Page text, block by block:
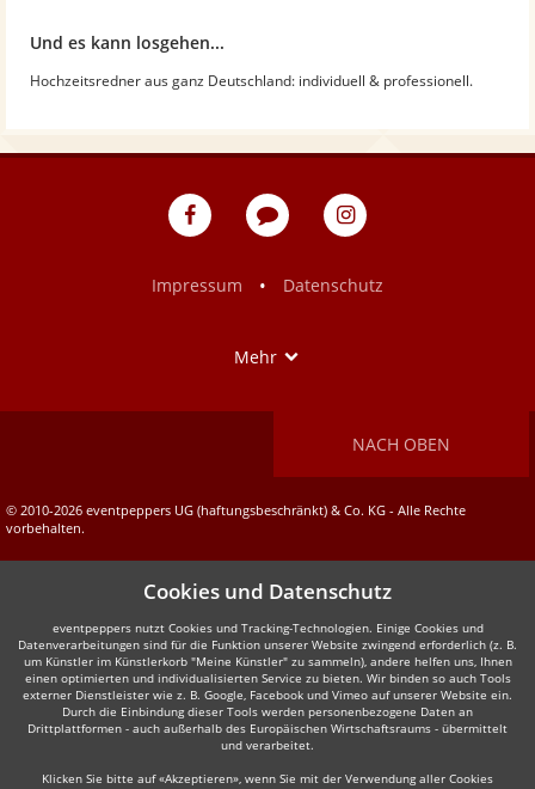
Und es kann losgehen...
Hochzeitsredner aus ganz Deutschland: individuell & professionell.
eventpeppers
Blog
eventpeppers
Impressum
• Datenschutz
Mehr
NACH OBEN
© 2010-2026 eventpeppers UG (haftungsbeschränkt) & Co. KG - Alle Rechte
vorbehalten.
Cookies und Datenschutz
eventpeppers nutzt Cookies und Tracking-Technologien. Einige Cookies und
Datenverarbeitungen sind für die Funktion unserer Website zwingend erforderlich (z. B.
um Künstler im Künstlerkorb "Meine Künstler" zu sammeln), andere helfen uns, Ihnen
einen optimierten und individualisierten Service zu bieten. Wir binden so auch Tools
externer Dienstleister wie z. B. Google, Facebook und Vimeo auf unserer Website ein.
Durch die Einbindung dieser Tools werden personenbezogene Daten an
Drittplattformen - auch außerhalb des Europäischen Wirtschaftsraums - übermittelt
und verarbeitet.
Klicken Sie bitte auf «Akzeptieren», wenn Sie mit der Verwendung aller Cookies